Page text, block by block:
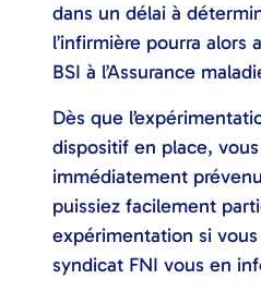
dans un délai à
l’infirmière pourra alors
BSI à l’Assurance
Dès que
dispositif en place,
immédiatement
puissiez facilement
expérimentation si
syndicat FNI vous en